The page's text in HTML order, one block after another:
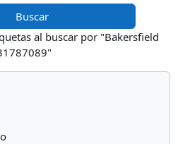
al buscar por "Bakersfield